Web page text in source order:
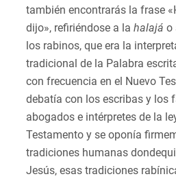
también encontrarás la frase
dijo», refiriéndose a la halajá o
los rabinos, que era la
tradicional de la Palabra
con frecuencia en el Nuevo
debatía con los escribas y los
abogados e intérpretes de la
Testamento y se oponía
tradiciones humanas
Jesús, esas tradiciones